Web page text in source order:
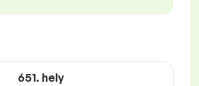
651. hely